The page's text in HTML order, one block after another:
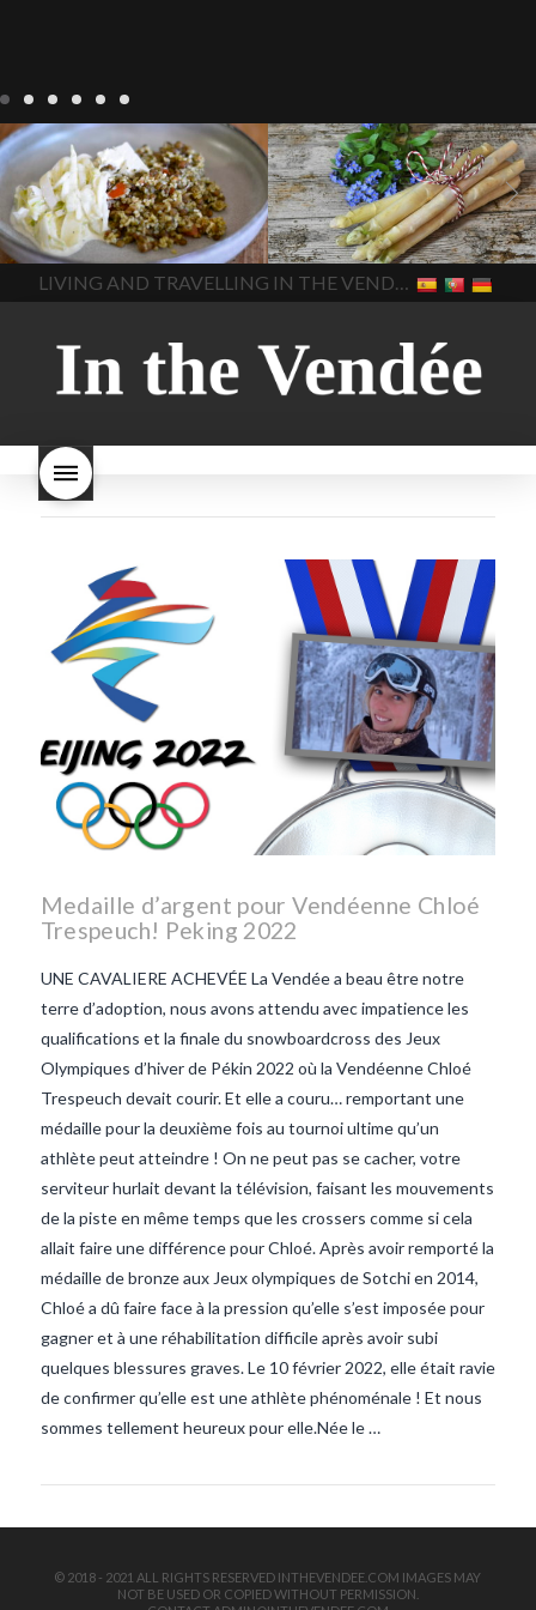
Notre cuisine
agriculture-
vendee comment cuisiner
les lentilles vertes cuisine-
vendue
cuisiner en France
cuisiner-avec-des-
ingrédients-vendus
cultures-vendues-lentilles la
cuisine au printemps la
cuisine avec les lentilles la
en vacances
lentilles vertes
lentilles vertes et boulgour
lentilles vertes-vendues les
grossir les lentilles vertes
sont-elles bonnes pour la
santé les lentilles vertes
sont-elles bonnes pour vous
repas de
printemps
salade d'endives
salade de lentilles vertes
taboulé taboulé et lentilles
vertes
In The Vendee
Notre cuisine asperges
asperges-a-la-flamande
asperges-blanches
asperges-pour-le-petit-
déjeuner asperges-
saisonnières asperges-
sauce-crème asperges-
soup carbonara-
végétarienne cuisine
saisonnière
cuisine-locale
cuisine-maison européenne
cuisine-maison-france
In The Vendee
LIVING AND TRAVELLING IN THE VENDÉE
VIEW POST
Medaille d’argent pour Vendéenne Chloé
Trespeuch! Peking 2022
UNE CAVALIERE ACHEVÉE La Vendée a beau être notre
terre d’adoption, nous avons attendu avec impatience les
qualifications et la finale du snowboardcross des Jeux
Olympiques d’hiver de Pékin 2022 où la Vendéenne Chloé
Trespeuch devait courir. Et elle a couru… remportant une
médaille pour la deuxième fois au tournoi ultime qu’un
athlète peut atteindre ! On ne peut pas se cacher, votre
serviteur hurlait devant la télévision, faisant les mouvements
de la piste en même temps que les crossers comme si cela
allait faire une différence pour Chloé. Après avoir remporté la
médaille de bronze aux Jeux olympiques de Sotchi en 2014,
Chloé a dû faire face à la pression qu’elle s’est imposée pour
gagner et à une réhabilitation difficile après avoir subi
quelques blessures graves. Le 10 février 2022, elle était ravie
de confirmer qu’elle est une athlète phénoménale ! Et nous
sommes tellement heureux pour elle.Née le …
© 2018 - 2021 ALL RIGHTS RESERVED INTHEVENDEE.COM IMAGES MAY
NOT BE USED OR COPIED WITHOUT PERMISSION.